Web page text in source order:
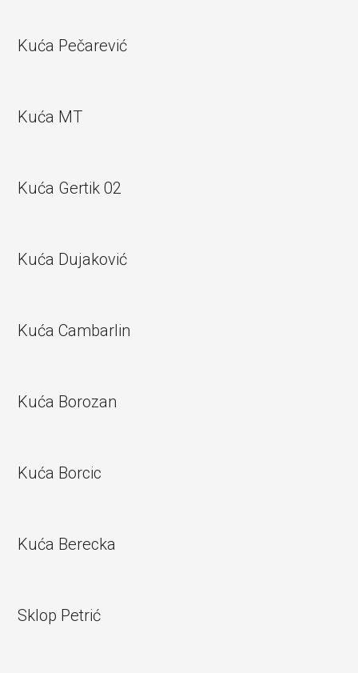
Kuća Pečarević
Kuća MT
Kuća Gertik 02
Kuća Dujaković
Kuća Cambarlin
Kuća Borozan
Kuća Borcic
Kuća Berecka
Sklop Petrić